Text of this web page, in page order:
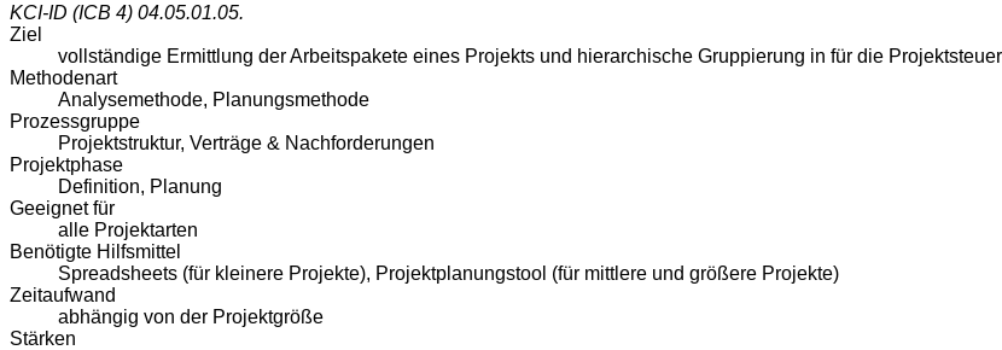
KCI-ID (ICB 4) 04.05.01.05.
Ziel
vollständige Ermittlung der Arbeitspakete eines Projekts und hierarchische Gruppierung in für die
Methodenart
Analysemethode, Planungsmethode
Prozessgruppe
Projektstruktur, Verträge & Nachforderungen
Projektphase
Definition, Planung
Geeignet für
alle Projektarten
Benötigte Hilfsmittel
Spreadsheets (für kleinere Projekte), Projektplanungstool (für mittlere und größere Projekte)
Zeitaufwand
abhängig von der Projektgröße
Stärken